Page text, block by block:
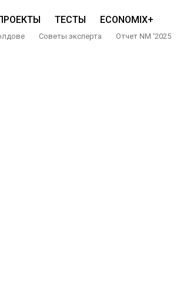
ТЕСТЫ ECONOMIX+
Советы эксперта Отчет NM ‘2025